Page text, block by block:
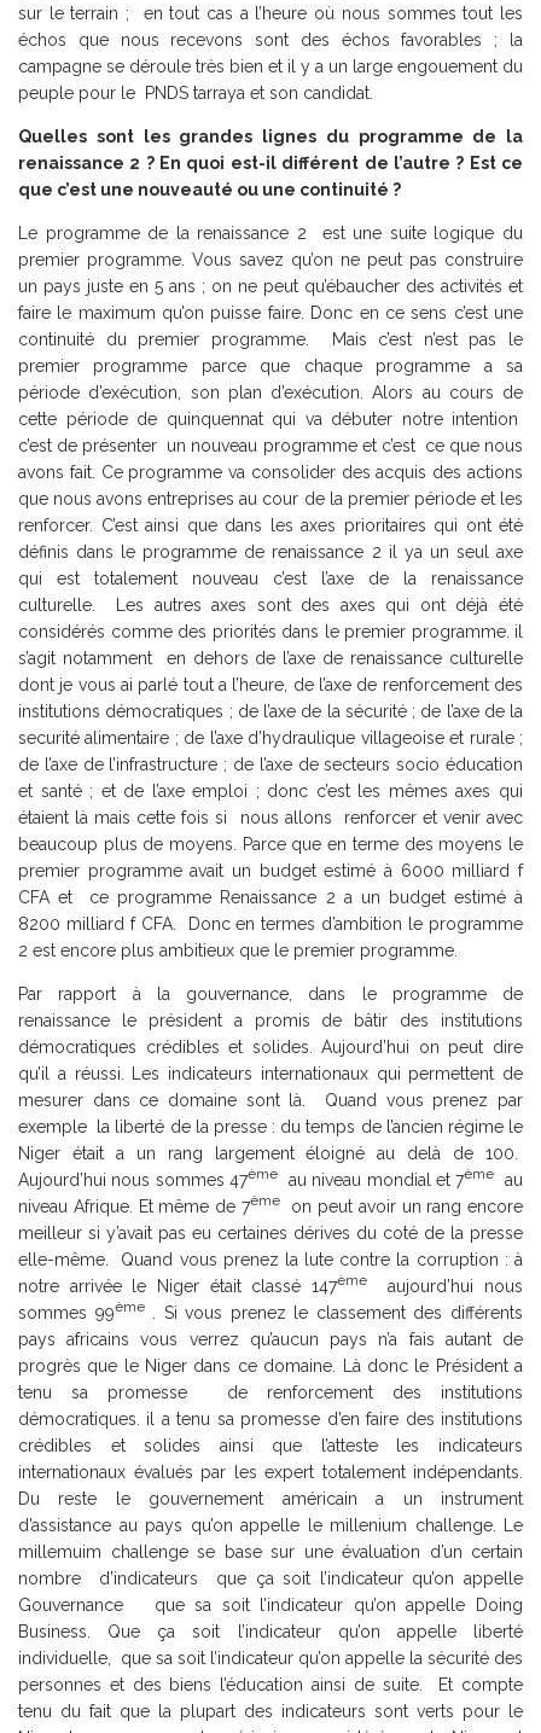
sur le terrain ; en tout cas a l’heure où nous sommes tout les
échos que nous recevons sont des échos favorables ; la
campagne se déroule très bien et il y a un large engouement du
peuple pour le PNDS tarraya et son candidat.
Quelles sont les grandes lignes du programme de la
renaissance 2 ? En quoi est-il différent de l’autre ? Est ce
que c’est une nouveauté ou une continuité ?
Le programme de la renaissance 2 est une suite logique du
premier programme. Vous savez qu’on ne peut pas construire
un pays juste en 5 ans ; on ne peut qu’ébaucher des activités et
faire le maximum qu’on puisse faire. Donc en ce sens c’est une
continuité du premier programme. Mais c’est n’est pas le
premier programme parce que chaque programme a sa
période d’exécution, son plan d’exécution. Alors au cours de
cette période de quinquennat qui va débuter notre intention
c’est de présenter un nouveau programme et c’est ce que nous
avons fait. Ce programme va consolider des acquis des actions
que nous avons entreprises au cour de la premier période et les
renforcer. C’est ainsi que dans les axes prioritaires qui ont été
définis dans le programme de renaissance 2 il ya un seul axe
qui est totalement nouveau c’est l’axe de la renaissance
culturelle. Les autres axes sont des axes qui ont déjà été
considérés comme des priorités dans le premier programme. il
s’agit notamment en dehors de l’axe de renaissance culturelle
dont je vous ai parlé tout a l’heure, de l’axe de renforcement des
institutions démocratiques ; de l’axe de la sécurité ; de l’axe de la
securité alimentaire ; de l’axe d’hydraulique villageoise et rurale ;
de l’axe de l’infrastructure ; de l’axe de secteurs socio éducation
et santé ; et de l’axe emploi ; donc c’est les mêmes axes qui
étaient là mais cette fois si nous allons renforcer et venir avec
beaucoup plus de moyens. Parce que en terme des moyens le
premier programme avait un budget estimé à 6000 milliard f
CFA et ce programme Renaissance 2 a un budget estimé à
8200 milliard f CFA. Donc en termes d’ambition le programme
2 est encore plus ambitieux que le premier programme.
Par rapport à la gouvernance, dans le programme de
renaissance le président a promis de bâtir des institutions
démocratiques crédibles et solides. Aujourd’hui on peut dire
qu’il a réussi. Les indicateurs internationaux qui permettent de
mesurer dans ce domaine sont là. Quand vous prenez par
exemple la liberté de la presse : du temps de l’ancien régime le
Niger était a un rang largement éloigné au delà de 100.
Aujourd’hui nous sommes 47ème au niveau mondial et 7ème au
niveau Afrique. Et même de 7èmeon peut avoir un rang encore
meilleur si y’avait pas eu certaines dérives du coté de la presse
elle-même. Quand vous prenez la lute contre la corruption : à
notre arrivée le Niger était classé 147ème aujourd’hui nous
sommes 99ème. Si vous prenez le classement des différents
pays africains vous verrez qu’aucun pays n’a fais autant de
progrès que le Niger dans ce domaine. Là donc le Président a
tenu sa promesse de renforcement des institutions
démocratiques. il a tenu sa promesse d’en faire des institutions
crédibles et solides ainsi que l’atteste les indicateurs
internationaux évalués par les expert totalement indépendants.
Du reste le gouvernement américain a un instrument
d’assistance au pays qu’on appelle le millenium challenge. Le
millemuim challenge se base sur une évaluation d’un certain
nombre d’indicateurs que ça soit l’indicateur qu’on appelle
Gouvernance que sa soit l’indicateur qu’on appelle Doing
Business. Que ça soit l’indicateur qu’on appelle liberté
individuelle, que sa soit l’indicateur qu’on appelle la sécurité des
personnes et des biens l’éducation ainsi de suite. Et compte
tenu du fait que la plupart des indicateurs sont verts pour le